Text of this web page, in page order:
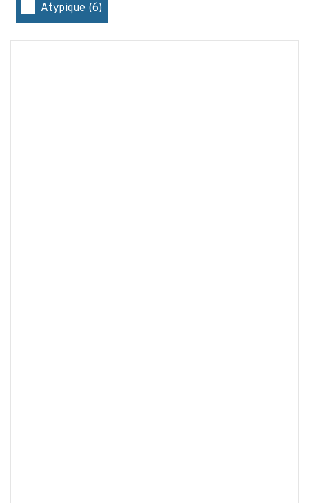
Atypique (6)